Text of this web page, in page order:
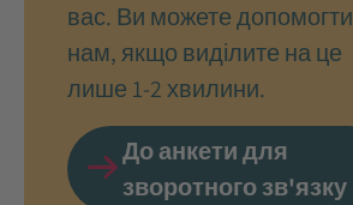
вас. Ви можете допомогти
нам, якщо виділите на це
лише 1-2 хвилини.
До анкети для
зворотного зв'язку